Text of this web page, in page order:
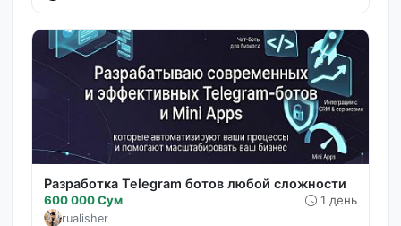
Разработка Telegram ботов любой сложности
600 000 Сум 1 день
rualisher